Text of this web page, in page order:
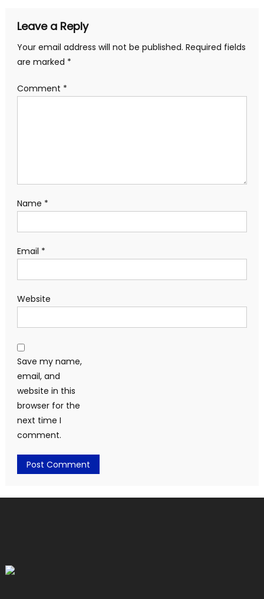
Leave a Reply
Your email address will not be published. Required fields
are marked *
Comment *
Name *
Email *
Website
Save my name,
email, and
website in this
browser for the
next time I
comment.